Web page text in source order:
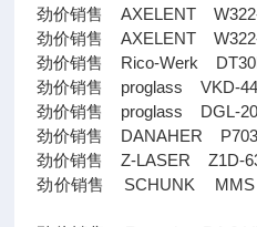
劲价销售 AXELENT
劲价销售 AXELENT
劲价销售 Rico-Werk
劲价销售 proglass VKD-
劲价销售 proglass DGL-
劲价销售 DANAHER
劲价销售 Z-LASER Z1D-
劲价销售 SCHUNK MMS